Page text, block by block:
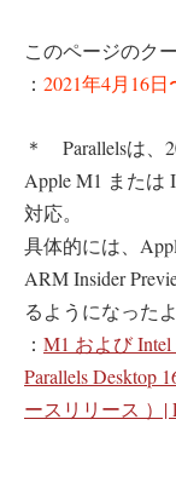
このページのク
： 2021年4月16
＊ Parallelsは、
Apple M1 または
対応。
具体的には、
ARM Insider
るようになった
： M1 および
Parallels Desktop
ースリリース ）|